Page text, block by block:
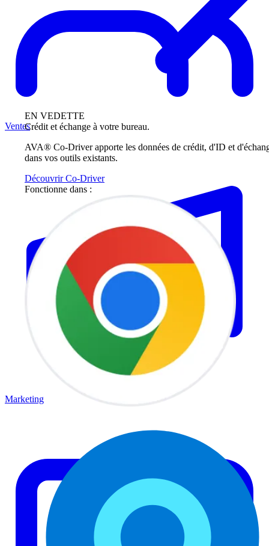
EN VEDETTE
Crédit et échange à votre bureau.
AVA® Co-Driver apporte les données de crédit, d'ID et
dans vos outils existants.
Découvrir Co-Driver
Fonctionne dans :
Ventes
Marketing